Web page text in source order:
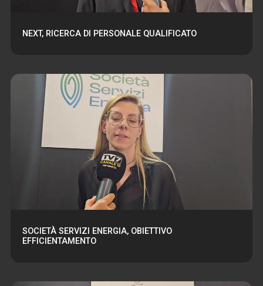
NEXT, RICERCA DI PERSONALE QUALIFICATO
SOCIETÀ SERVIZI ENERGIA, OBIETTIVO
EFFICIENTAMENTO